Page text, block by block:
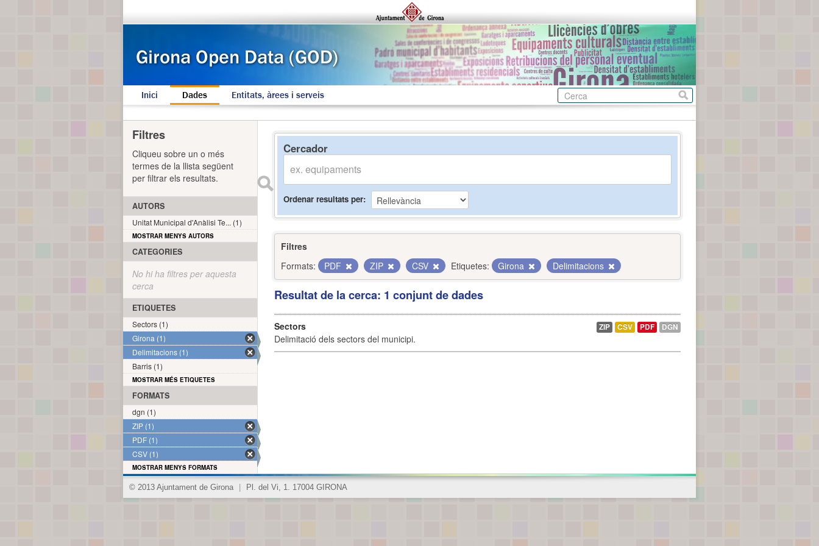
Inici Dades Entitats, àrees i serveis
Cercador
Ordenar resultats per
Filtres
Formats:
PDF ZIP CSV Etiquetes: Girona Delimitacions
Resultat de la cerca: 1 conjunt de dades
Sectors
Delimitació dels sectors del municipi.
ZIP CSV PDF DGN
Filtres
Cliqueu sobre un o més
termes de la llista següent
per filtrar els resultats.
AUTORS
Unitat Municipal d'Anàlisi Te... (1)
MOSTRAR MENYS AUTORS
CATEGORIES
No hi ha filtres per aquesta
cerca
ETIQUETES
Sectors (1)
Girona (1)
Delimitacions (1)
Barris (1)
MOSTRAR MÉS ETIQUETES
FORMATS
dgn (1)
ZIP (1)
PDF (1)
CSV (1)
MOSTRAR MENYS FORMATS
© 2013 Ajuntament de Girona Pl. del Vi, 1. 17004 GIRONA